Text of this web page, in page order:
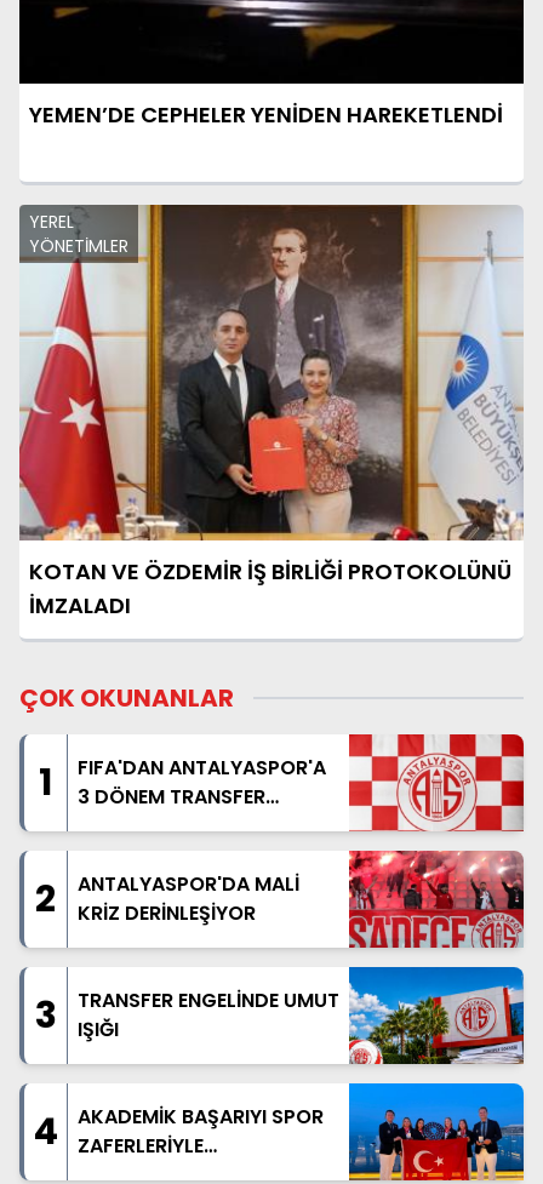
YEMEN’DE CEPHELER YENİDEN HAREKETLENDİ
YEREL
YÖNETİMLER
KOTAN VE ÖZDEMİR İŞ BİRLİĞİ PROTOKOLÜNÜ
İMZALADI
ÇOK OKUNANLAR
1
FIFA'DAN ANTALYASPOR'A
3 DÖNEM TRANSFER
YASAĞI
2
ANTALYASPOR'DA MALİ
KRİZ DERİNLEŞİYOR
3
TRANSFER ENGELİNDE UMUT
IŞIĞI
4
AKADEMİK BAŞARIYI SPOR
ZAFERLERİYLE
TAÇLANDIRDILAR